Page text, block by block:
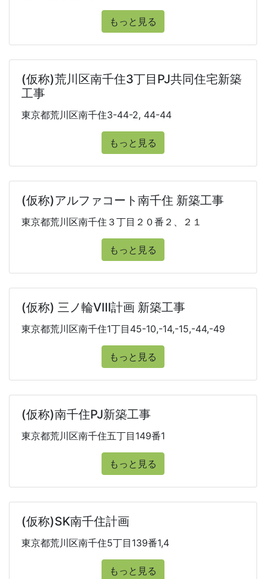
もっと見る
(仮称)荒川区南千住3丁目PJ共同住宅新築
工事
東京都荒川区南千住3-44-2, 44-44
もっと見る
(仮称)アルファコート南千住 新築工事
東京都荒川区南千住３丁目２０番２、２１
もっと見る
(仮称) 三ノ輪Ⅷ計画 新築工事
東京都荒川区南千住1丁目45-10,-14,-15,-44,-49
もっと見る
(仮称)南千住PJ新築工事
東京都荒川区南千住五丁目149番1
もっと見る
(仮称)SK南千住計画
東京都荒川区南千住5丁目139番1,4
もっと見る